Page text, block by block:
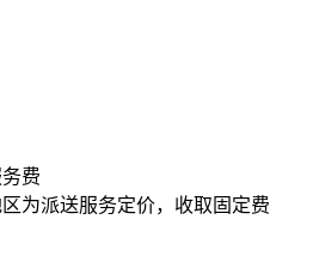
费
为派送服务定价，收取固定费